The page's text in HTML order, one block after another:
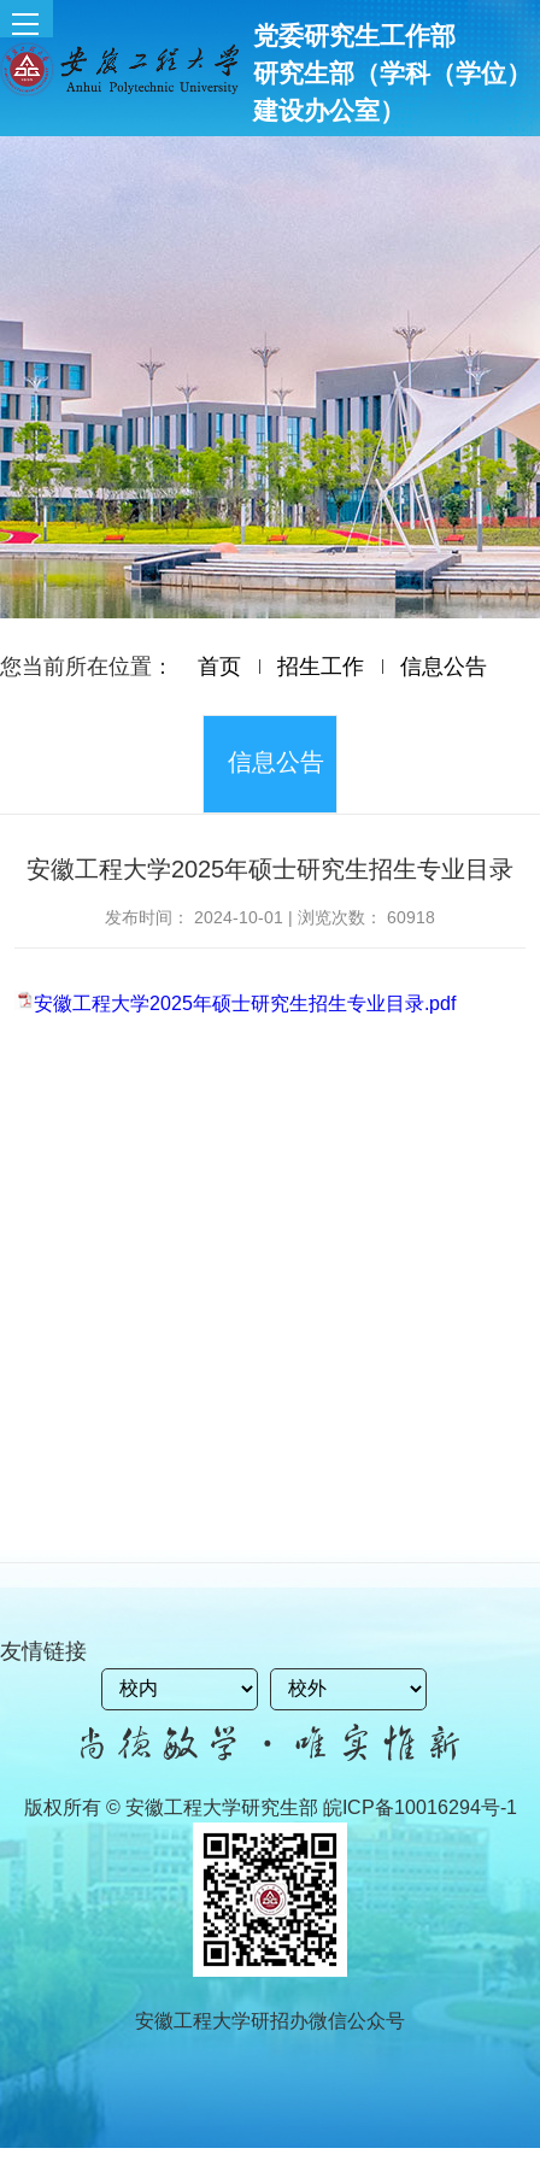
党委研究生工作部
研究生部（学科（学位）
建设办公室）
您当前所在位置： 首页 招生工作 信息公告
信息公告
安徽工程大学2025年硕士研究生招生专业目录
发布时间： 2024-10-01 | 浏览次数： 60918
安徽工程大学2025年硕士研究生招生专业目录.pdf
友情链接
版权所有 © 安徽工程大学研究生部 皖ICP备10016294号-1
安徽工程大学研招办微信公众号